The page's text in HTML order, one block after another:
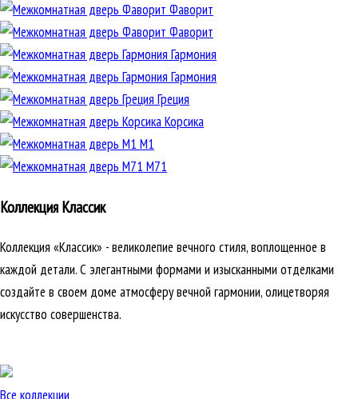
Фаворит
Фаворит
Гармония
Гармония
Греция
Корсика
М1
М71
Коллекция Классик
Коллекция «Классик» - великолепие вечного стиля, воплощенное в
каждой детали. С элегантными формами и изысканными отделками
создайте в своем доме атмосферу вечной гармонии, олицетворяя
искусство совершенства.
Все коллекции